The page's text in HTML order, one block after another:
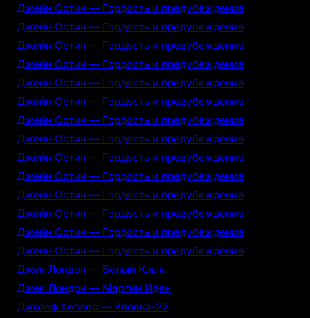
Джейн Остин — Гордость и предубеждение
Джейн Остин — Гордость и предубеждение
Джейн Остин — Гордость и предубеждение
Джейн Остин — Гордость и предубеждение
Джейн Остин — Гордость и предубеждение
Джейн Остин — Гордость и предубеждение
Джейн Остин — Гордость и предубеждение
Джейн Остин — Гордость и предубеждение
Джейн Остин — Гордость и предубеждение
Джейн Остин — Гордость и предубеждение
Джейн Остин — Гордость и предубеждение
Джейн Остин — Гордость и предубеждение
Джейн Остин — Гордость и предубеждение
Джейн Остин — Гордость и предубеждение
Джек Лондон — Белый Клык
Джек Лондон — Мартин Иден
Джозеф Хеллер — Уловка-22